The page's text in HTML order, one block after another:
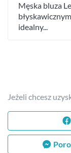
Męska bluza
idealny...
Jeżeli chcesz